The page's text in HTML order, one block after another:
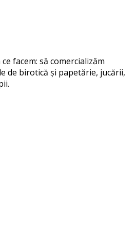
facem: să comercializăm
de birotică și papetărie, jucării,